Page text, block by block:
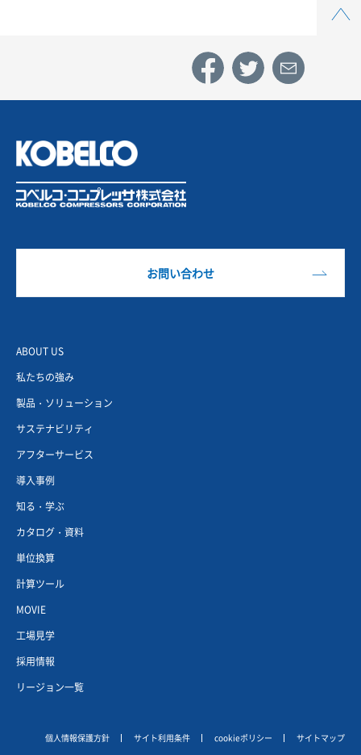
お問い合わせ
ABOUT US
私たちの強み
製品・ソリューション
サステナビリティ
アフターサービス
導入事例
知る・学ぶ
カタログ・資料
単位換算
計算ツール
MOVIE
工場見学
採用情報
リージョン一覧
個人情報保護方針 サイト利用条件 cookieポリシー サイトマップ